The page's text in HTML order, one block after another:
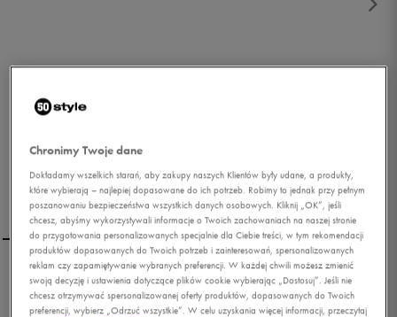
FEEWEAR EASY GO
Chronimy Twoje dane
Dokładamy wszelkich starań, aby zakupy naszych Klientów były udane, a produkty,
które wybierają – najlepiej dopasowane do ich potrzeb. Robimy to jednak przy pełnym
poszanowaniu bezpieczeństwa wszystkich danych osobowych. Kliknij „OK”, jeśli
chcesz, abyśmy wykorzystywali informacje o Twoich zachowaniach na naszej stronie
do przygotowania personalizowanych specjalnie dla Ciebie treści, w tym rekomendacji
produktów dopasowanych do Twoich potrzeb i zainteresowań, spersonalizowanych
reklam czy zapamiętywanie wybranych preferencji. W każdej chwili możesz zmienić
swoją decyzję i ustawienia dotyczące plików cookie wybierając „Dostosuj”. Jeśli nie
chcesz otrzymywać spersonalizowanej oferty produktów, dopasowanych do Twoich
preferencji, wybierz „Odrzuć wszystkie”. W celu uzyskania więcej informacji, przeczytaj